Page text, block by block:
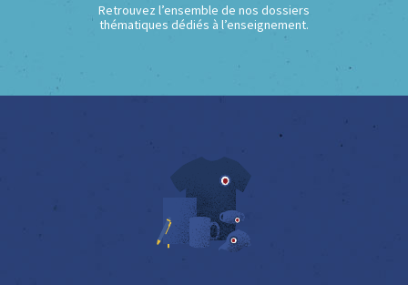
Retrouvez l’ensemble de nos dossiers
thématiques dédiés à l’enseignement.